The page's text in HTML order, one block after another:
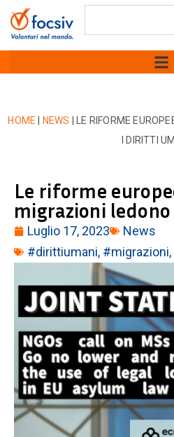
HOME NEWS
LE RIFORME
I DIRITTI
Le riforme
migrazioni
Luglio 17, 2023
News
#dirittiumani, #migrazioni,